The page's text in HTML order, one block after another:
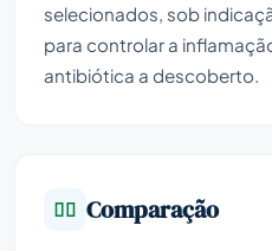
selecionados, sob
para controlar a
antibiótica a descoberto.
Comparação